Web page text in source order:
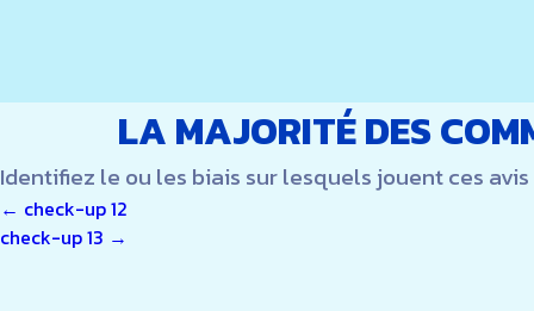
LA MAJORITÉ DES
Identifiez le ou les biais sur lesquels jouent ces
NAVIGATION
← check-up 12
check-up 13 →